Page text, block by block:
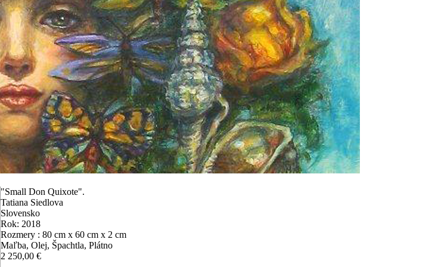
"Small Don Quixote".
Tatiana Siedlova
Slovensko
Rok: 2018
Rozmery : 80 cm x 60 cm x 2 cm
Maľba, Olej, Špachtla, Plátno
2 250,00 €